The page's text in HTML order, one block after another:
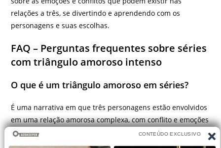
relações a três, se divertindo e aprendendo com os
personagens e suas escolhas.
FAQ – Perguntas frequentes sobre séries
com triângulo amoroso intenso
O que é um triângulo amoroso em séries?
É uma narrativa em que três personagens estão envolvidos
em uma relação amorosa complexa, com conflito e emoções
intensas.